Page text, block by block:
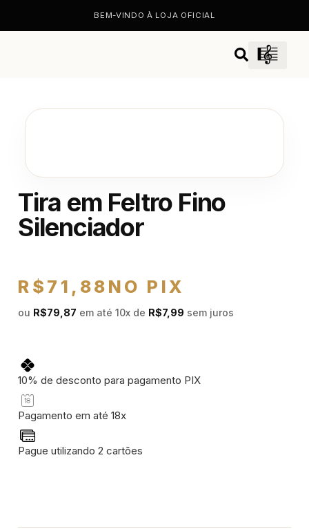
BEM-VINDO À LOJA OFICIAL
Tira em Feltro Fino
Silenciador
R$ 71,88 NO PIX
ou R$79,87 em até 10x de R$7,99 sem juros
10% de desconto para pagamento PIX
Pagamento em até 18x
Pague utilizando 2 cartões